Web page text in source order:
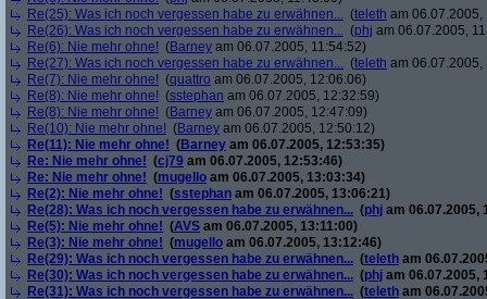
Re(25): Was ich noch vergessen habe zu erwähnen... (teleth am 06.07.2005,
Re(26): Was ich noch vergessen habe zu erwähnen... (phj am 06.07.2005,
Re(6): Nie mehr ohne! (Barney am 06.07.2005, 11:54:52)
Re(27): Was ich noch vergessen habe zu erwähnen... (teleth am 06.07.2005,
Re(7): Nie mehr ohne! (quattro am 06.07.2005, 12:06:06)
Re(8): Nie mehr ohne! (sstephan am 06.07.2005, 12:32:59)
Re(8): Nie mehr ohne! (Barney am 06.07.2005, 12:47:09)
Re(10): Nie mehr ohne! (Barney am 06.07.2005, 12:50:12)
Re(11): Nie mehr ohne! (Barney am 06.07.2005, 12:53:35)
Re: Nie mehr ohne! (cj79 am 06.07.2005, 12:53:46)
Re: Nie mehr ohne! (mugello am 06.07.2005, 13:03:34)
Re(2): Nie mehr ohne! (sstephan am 06.07.2005, 13:06:21)
Re(28): Was ich noch vergessen habe zu erwähnen... (phj am 06.07.2005,
Re(5): Nie mehr ohne! (AVS am 06.07.2005, 13:11:00)
Re(3): Nie mehr ohne! (mugello am 06.07.2005, 13:12:46)
Re(29): Was ich noch vergessen habe zu erwähnen... (teleth am
Re(30): Was ich noch vergessen habe zu erwähnen... (phj am 06.07.2005,
Re(31): Was ich noch vergessen habe zu erwähnen... (teleth am